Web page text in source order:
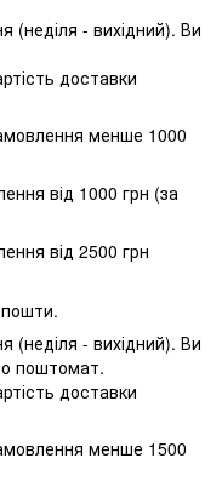
(неділя - вихідний). Ви
доставки
менше 1000
від 1000 грн (за
від 2500 грн
(неділя - вихідний). Ви
поштомат.
доставки
менше 1500